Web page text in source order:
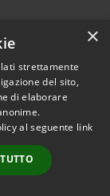
2026 • Comune di
•
Accesso
×
strettamente
del sito,
di elaborare
al seguente link